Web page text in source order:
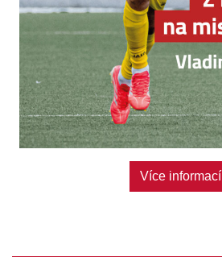
Více informací